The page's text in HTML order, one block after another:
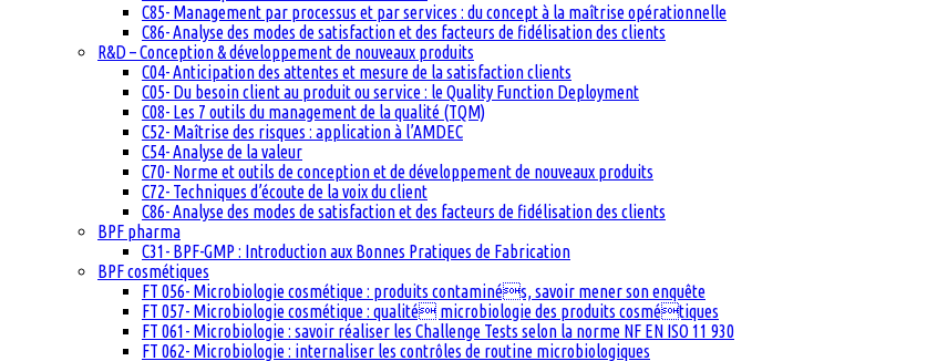
C85- Management par processus et par services : du concept à la maîtrise opérationnelle
C86- Analyse des modes de satisfaction et des facteurs de fidélisation des clients
R&D – Conception & développement de nouveaux produits
C04- Anticipation des attentes et mesure de la satisfaction clients
C05- Du besoin client au produit ou service : le Quality Function Deployment
C08- Les 7 outils du management de la qualité (TQM)
C52- Maîtrise des risques : application à l’AMDEC
C54- Analyse de la valeur
C70- Norme et outils de conception et de développement de nouveaux produits
C72- Techniques d’écoute de la voix du client
C86- Analyse des modes de satisfaction et des facteurs de fidélisation des clients
BPF pharma
C31- BPF-GMP : Introduction aux Bonnes Pratiques de Fabrication
BPF cosmétiques
FT 056- Microbiologie cosmétique : produits contaminés, savoir mener son enquête
FT 057- Microbiologie cosmétique : qualité microbiologie des produits cosmétiques
FT 061- Microbiologie : savoir réaliser les Challenge Tests selon la norme NF EN ISO 11 930
FT 062- Microbiologie : internaliser les contrôles de routine microbiologiques